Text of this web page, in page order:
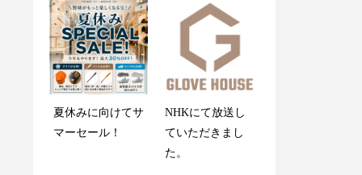
きました
夏休みに向けてサ
マーセール！
NHKにて放送し
ていただきまし
た。
グラブメンテナン
ス指南書